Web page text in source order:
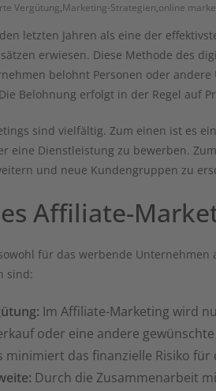
Vergütung,Marketing-Strategien,online
letzten Jahren als eine der
erwiesen. Diese Methode des
belohnt Personen oder
Belohnung erfolgt in der Regel auf
sind vielfältig. Zum einen ist es
eine Dienstleistung zu bewerben.
und neue Kundengruppen zu
Affiliate-
für das werbende
sind:
Im Affiliate-Marketing wird
oder eine andere
minimiert das finanzielle Risiko
Durch die Zusammenarbeit